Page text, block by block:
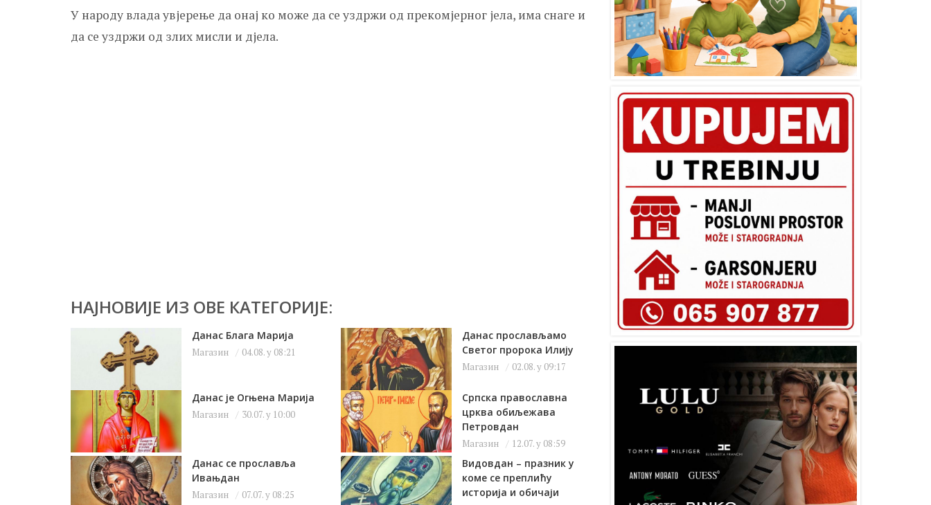
У народу влада увјерење да онај ко може да се уздржи од прекомјерног јела, има снаге и
да се уздржи од злих мисли и дјела.
НАЈНОВИЈЕ ИЗ ОВЕ КАТЕГОРИЈЕ:
Данас Блага Марија
Магазин 04.08. у 08:21
Данас прослављамо
Светог пророка Илију
Магазин 02.08. у 09:17
Данас је Огњена Марија
Магазин 30.07. у 10:00
Српска православна
црква обиљежава
Петровдан
Магазин 12.07. у 08:59
Данас се прославља
Ивањдан
Магазин 07.07. у 08:25
Видовдан – празник у
коме се преплићу
историја и обичаји